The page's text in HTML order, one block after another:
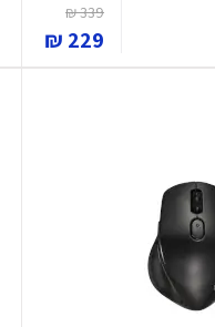
339 ₪
229 ₪